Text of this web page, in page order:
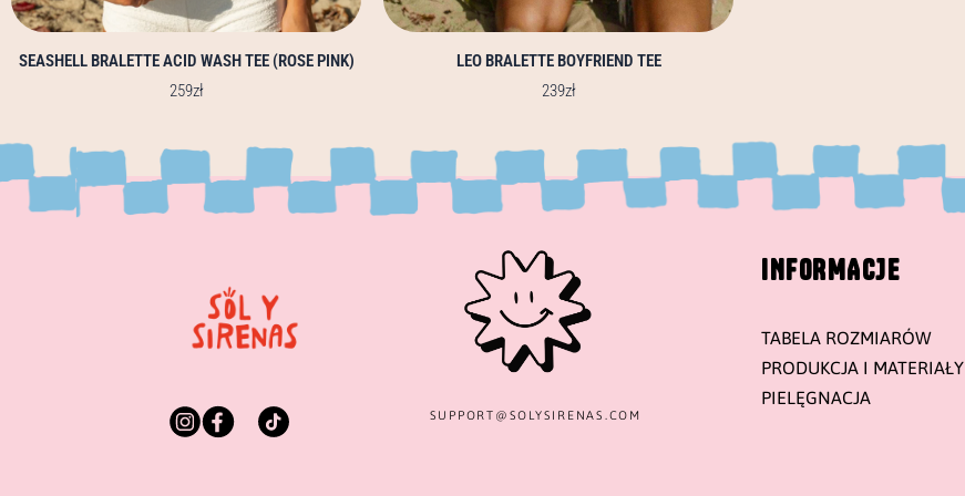
SEASHELL BRALETTE ACID WASH TEE (ROSE PINK)
259zł
LEO BRALETTE BOYFRIEND TEE
239zł
SUPPORT@ SOLYSIRENAS.COM
INFORMACJE
TABELA ROZMIARÓW
PRODUKCJA I MATERIAŁY
PIELĘGNACJA